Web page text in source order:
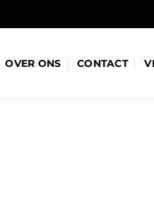
OVER ONS CONTACT